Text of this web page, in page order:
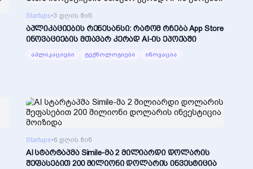
Startups•3 დღის წინ
აპლიკაციების რენესანსი: რატომ რჩება App Store
ინოვაციების მთავარ კერად AI-ის ეპოქაში
აპლიკაციები ტექნოლოგიები ინოვაცია
Startups•6 დღის წინ
AI სტარტაპმა Simile-მა 2 მილიარდი დოლარის
შეფასებით 200 მილიონი დოლარის ინვესტიცია